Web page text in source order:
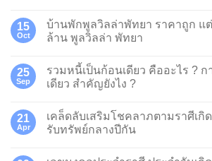
15
Oct
บ้านพักพูลวิลล่าพัทยา ราคาถูก แ
ล้าน พูลวิลล่า พัทยา
25
Sep
รวมหนี้เป็นก้อนเดียว คืออะไร ?
เดียว สำคัญยังไง ?
21
Apr
เคล็ดลับเสริมโชคลาภตามราศีเกิ
รับทรัพย์กลางปีกัน